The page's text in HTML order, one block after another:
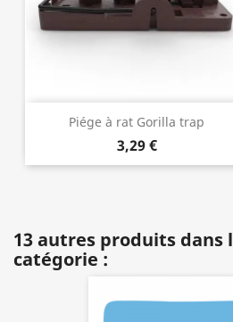
Piége à rat Gorilla trap
3,29 €
13 autres produits dans
catégorie :